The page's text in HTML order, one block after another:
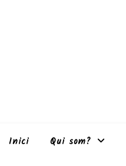
Inici Qui som?